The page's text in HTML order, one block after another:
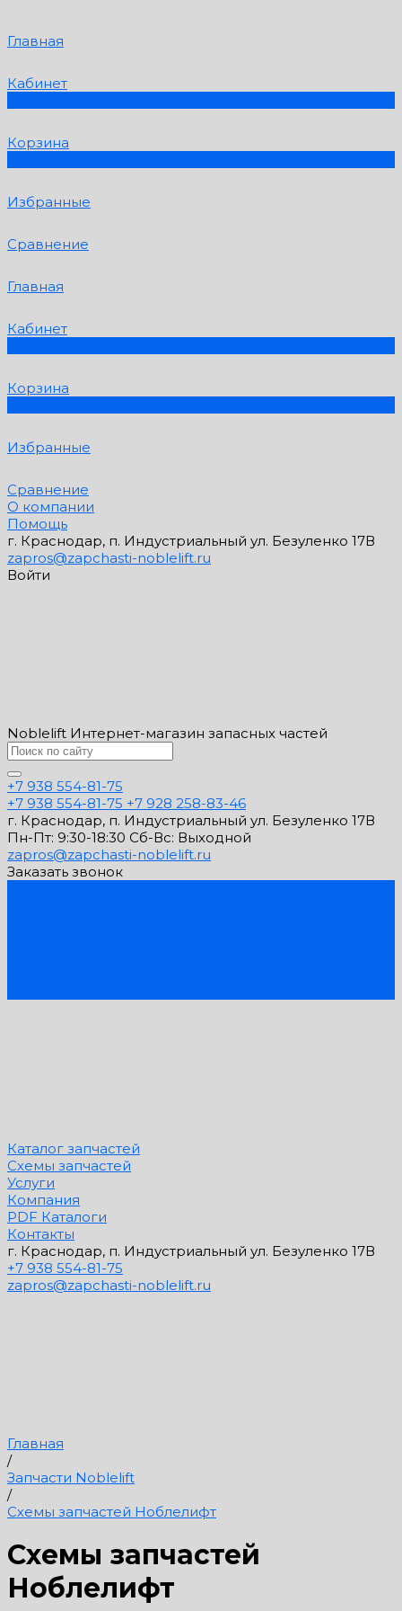
Главная
Кабинет
Корзина
Избранные
Сравнение
Главная
Кабинет
Корзина
Избранные
Сравнение
О компании
Помощь
г. Краснодар, п. Индустриальный ул. Безуленко 17В
zapros@zapchasti-noblelift.ru
Войти
Noblelift Интернет-магазин запасных частей
+7 938 554-81-75
+7 938 554-81-75 +7 928 258-83-46
г. Краснодар, п. Индустриальный ул. Безуленко 17В
Пн-Пт: 9:30-18:30 Cб-Вс: Выходной
zapros@zapchasti-noblelift.ru
Заказать звонок
Каталог запчастей
Схемы запчастей
Услуги
Компания
PDF Каталоги
Контакты
г. Краснодар, п. Индустриальный ул. Безуленко 17В
+7 938 554-81-75
zapros@zapchasti-noblelift.ru
Главная
/
Запчасти Noblelift
/
Схемы запчастей Ноблелифт
Схемы запчастей
Ноблелифт